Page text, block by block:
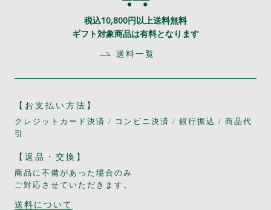
税込10,800円以上送料無料
ギフト対象商品は有料となります
送料一覧
【お支払い方法】
クレジットカード決済 / コンビニ決済 / 銀行振込 / 商品代
引
【返品・交換】
商品に不備があった場合のみ
ご対応させていただきます。
送料について